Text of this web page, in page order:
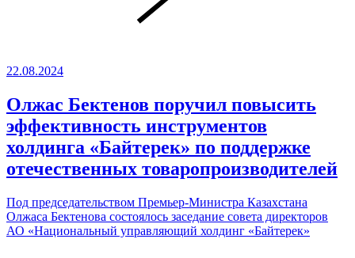
22.08.2024
Олжас Бектенов поручил повысить
эффективность инструментов
холдинга «Байтерек» по поддержке
отечественных товаропроизводителей
Под председательством Премьер-Министра Казахстана
Олжаса Бектенова состоялось заседание совета директоров
АО «Национальный управляющий холдинг «Байтерек»